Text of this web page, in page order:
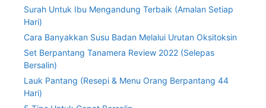
Surah Untuk Ibu Mengandung Terbaik (Amalan Setiap
Hari)
Cara Banyakkan Susu Badan Melalui Urutan Oksitoksin
Set Berpantang Tanamera Review 2022 (Selepas
Bersalin)
Lauk Pantang (Resepi & Menu Orang Berpantang 44
Hari)